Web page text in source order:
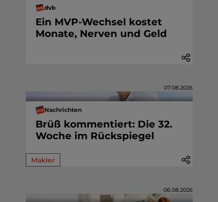
dvb
Ein MVP-Wechsel kostet
Monate, Nerven und Geld
07.08.2026
Nachrichten
Brüß kommentiert: Die 32.
Woche im Rückspiegel
Makler
06.08.2026